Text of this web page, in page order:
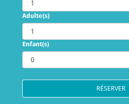
Adulte(s)
Enfant(s)